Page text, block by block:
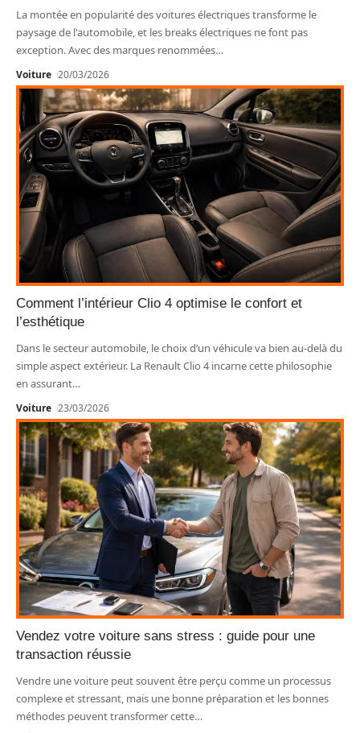
La montée en popularité des voitures électriques transforme le
paysage de l'automobile, et les breaks électriques ne font pas
exception. Avec des marques renommées…
Voiture 20/03/2026
Comment l’intérieur Clio 4 optimise le confort et
l’esthétique
Dans le secteur automobile, le choix d’un véhicule va bien au-delà du
simple aspect extérieur. La Renault Clio 4 incarne cette philosophie
en assurant…
Voiture 23/03/2026
Vendez votre voiture sans stress : guide pour une
transaction réussie
Vendre une voiture peut souvent être perçu comme un processus
complexe et stressant, mais une bonne préparation et les bonnes
méthodes peuvent transformer cette…